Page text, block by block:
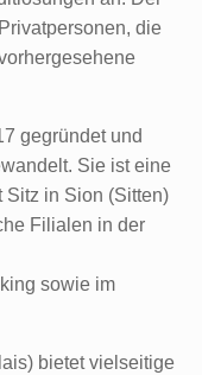
die
gegründet und
Sie ist eine
Sitz in Sion (Sitten)
Filialen in der
sowie im
bietet vielseitige